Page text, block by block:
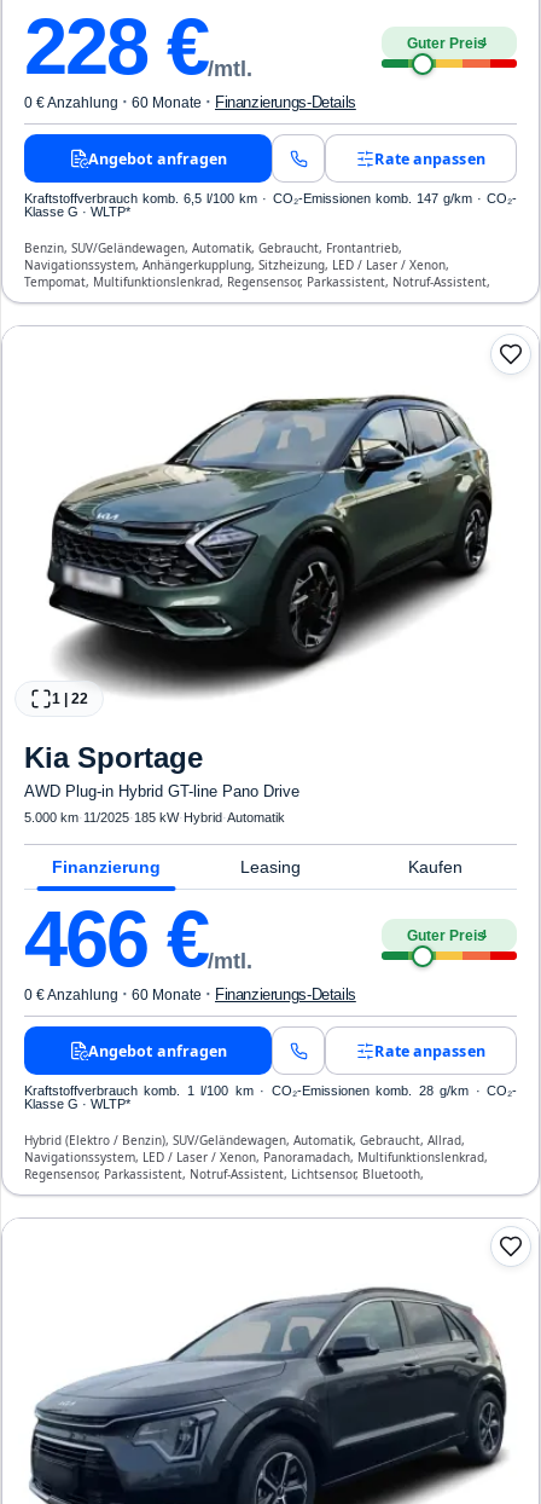
228€/mtl.
Guter Preis4
0 € Anzahlung · 60 Monate · Finanzierungs-Details
Angebot anfragen Rate anpassen
Kraftstoffverbrauch komb. 6,5 l/100 km · CO₂-Emissionen komb. 147 g/km · CO₂-
Klasse G · WLTP*
Benzin, SUV/Geländewagen, Automatik, Gebraucht, Frontantrieb,
Navigationssystem, Anhängerkupplung, Sitzheizung, LED / Laser / Xenon,
Tempomat, Multifunktionslenkrad, Regensensor, Parkassistent, Notruf-Assistent,
Lichtsensor, Bluetooth, Freisprecheinrichtung, Verkehrszeichen-Erkennung, ESP, ABS,
1 22
Kia Sportage
AWD Plug-in Hybrid GT-line Pano Drive
5.000 km· 11/2025· 185 kW· Hybrid·Automatik
Finanzierung Leasing Kaufen
466 €/mtl.
Guter Preis4
0 € Anzahlung · 60 Monate · Finanzierungs-Details
Angebot anfragen Rate anpassen
Kraftstoffverbrauch komb. 1 l/100 km · CO₂-Emissionen komb. 28 g/km · CO₂-
Klasse G · WLTP*
Hybrid (Elektro / Benzin), SUV/Geländewagen, Automatik, Gebraucht, Allrad,
Navigationssystem, LED / Laser / Xenon, Panoramadach, Multifunktionslenkrad,
Regensensor, Parkassistent, Notruf-Assistent, Lichtsensor, Bluetooth,
Freisprecheinrichtung, ESP, ABS, Klimatisierung, Front-, Seiten- und weitere Airbags